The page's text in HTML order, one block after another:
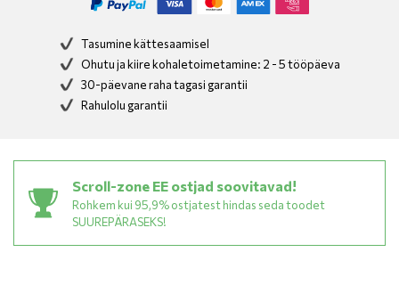
Tasumine kättesaamisel
Ohutu ja kiire kohaletoimetamine: 2 - 5 tööpäeva
30-päevane raha tagasi garantii
Rahulolu garantii
Scroll-zone EE ostjad soovitavad!
Rohkem kui 95,9% ostjatest hindas seda toodet
SUUREPÄRASEKS!